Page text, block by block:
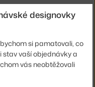
designovky
si pamatovali, co
stav vaší objednávky a
vás neobtěžovali